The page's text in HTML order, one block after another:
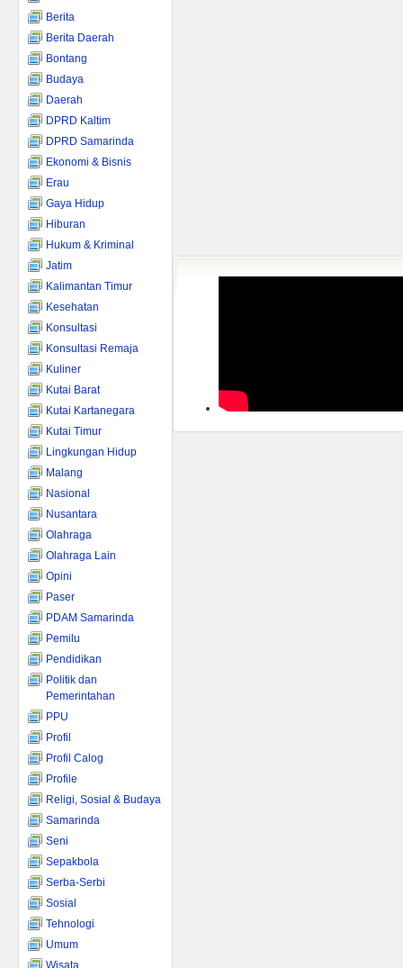
Berita
Berita Daerah
Bontang
Budaya
Daerah
DPRD Kaltim
DPRD Samarinda
Ekonomi & Bisnis
Erau
Gaya Hidup
Hiburan
Hukum & Kriminal
Jatim
Kalimantan Timur
Kesehatan
Konsultasi
Konsultasi Remaja
Kuliner
Kutai Barat
Kutai Kartanegara
Kutai Timur
Lingkungan Hidup
Malang
Nasional
Nusantara
Olahraga
Olahraga Lain
Opini
Paser
PDAM Samarinda
Pemilu
Pendidikan
Politik dan
Pemerintahan
PPU
Profil
Profil Calog
Profile
Religi, Sosial & Budaya
Samarinda
Seni
Sepakbola
Serba-Serbi
Sosial
Tehnologi
Umum
Wisata